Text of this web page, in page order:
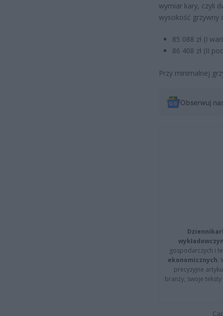
wymiar kary, czyli
wysokość grzywny
85 088 zł (I
86 408 zł (II
Przy minimalnej
Obserwuj
gospodarczych i
ekonomicznych.
precyzyjne
branży, swoje